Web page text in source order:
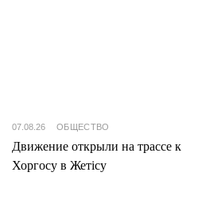
07.08.26 ОБЩЕСТВО
Движение открыли на трассе к
Хоргосу в Жетісу